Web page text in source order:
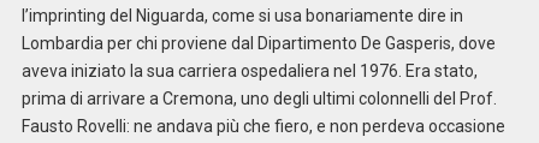
l’imprinting del Niguarda, come si usa bonariamente dire in
Lombardia per chi proviene dal Dipartimento De Gasperis, dove
aveva iniziato la sua carriera ospedaliera nel 1976. Era stato,
prima di arrivare a Cremona, uno degli ultimi colonnelli del Prof.
Fausto Rovelli: ne andava più che fiero, e non perdeva occasione